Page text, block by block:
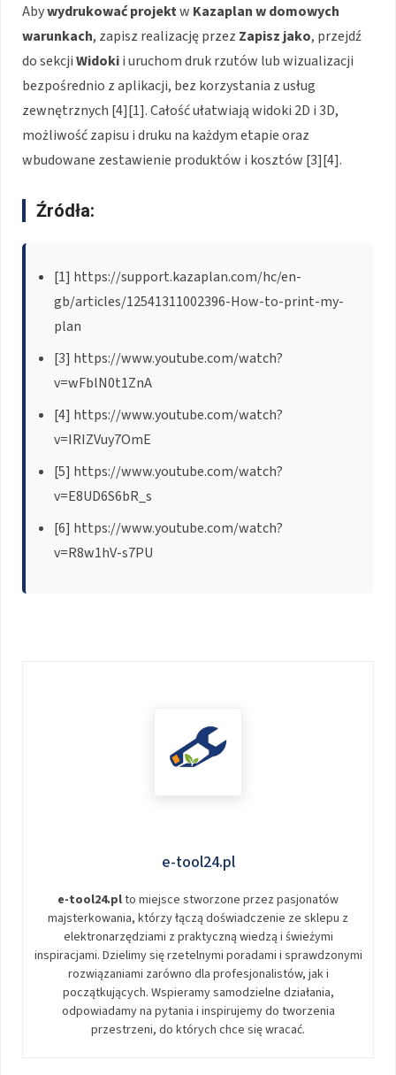
Abywydrukować projektw Kazaplanw domowych
warunkach, zapisz realizację przez Zapisz jako, przejdź
do sekcjiWidokii uruchom druk rzutów lub wizualizacji
bezpośrednio z aplikacji, bez korzystania z usług
zewnętrznych [4][1]. Całość ułatwiają widoki 2D i 3D,
możliwość zapisu i druku na każdym etapie oraz
wbudowane zestawienie produktów i kosztów [3][4].
Źródła:
[1] https://support.kazaplan.com/hc/en-
gb/articles/12541311002396-How-to-print-my-
plan
[3] https://www.youtube.com/watch?
v=wFblN0t1ZnA
[4] https://www.youtube.com/watch?
v=IRIZVuy7OmE
[5] https://www.youtube.com/watch?
v=E8UD6S6bR_s
[6] https://www.youtube.com/watch?
v=R8w1hV-s7PU
e-tool24.pl
e-tool24.plto miejsce stworzone przez pasjonatów
majsterkowania, którzy łączą doświadczenie ze sklepu z
elektronarzędziami z praktyczną wiedzą i świeżymi
inspiracjami. Dzielimy się rzetelnymi poradami i sprawdzonymi
rozwiązaniami zarówno dla profesjonalistów, jak i
początkujących. Wspieramy samodzielne działania,
odpowiadamy na pytania i inspirujemy do tworzenia
przestrzeni, do których chce się wracać.